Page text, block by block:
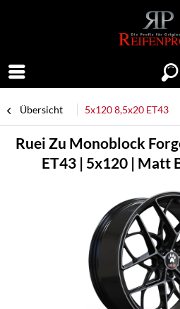
Übersicht 5x120 8,5x20 ET43
Ruei Zu Monoblock
ET43 | 5x120 | Matt